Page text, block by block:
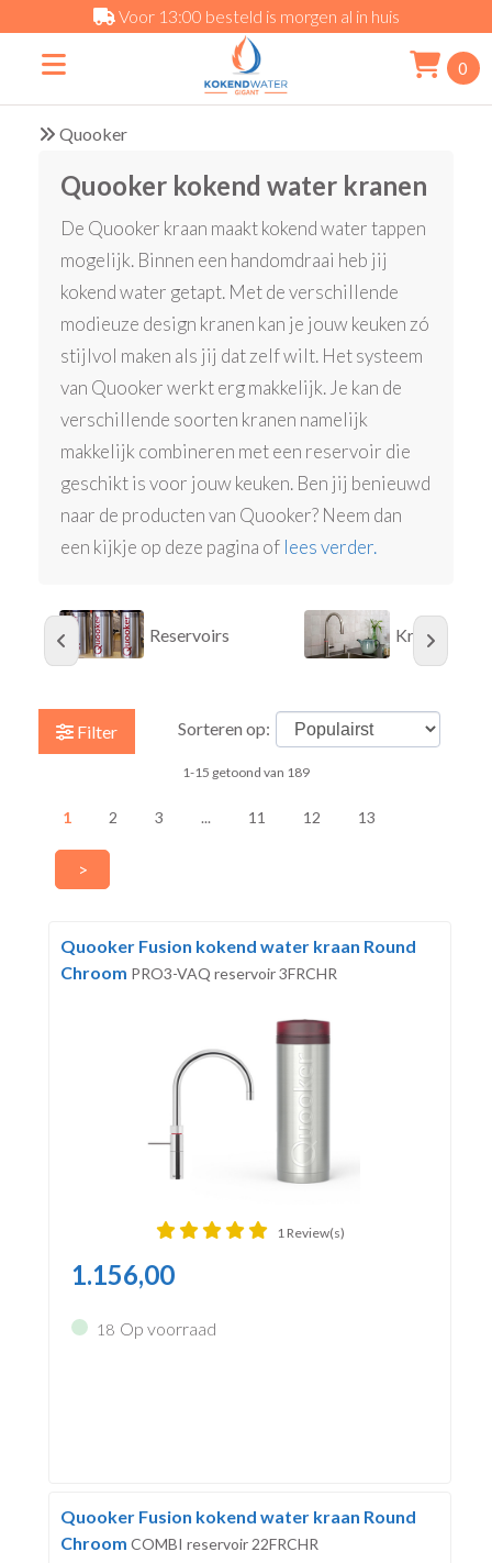
Voor 13:00 besteld is morgen al in huis
0
Quooker
Quooker kokend water kranen
De Quooker kraan maakt kokend water tappen
mogelijk. Binnen een handomdraai heb jij
kokend water getapt. Met de verschillende
modieuze design kranen kan je jouw keuken zó
stijlvol maken als jij dat zelf wilt. Het systeem
van Quooker werkt erg makkelijk. Je kan de
verschillende soorten kranen namelijk
makkelijk combineren met een reservoir die
geschikt is voor jouw keuken. Ben jij benieuwd
naar de producten van Quooker? Neem dan
een kijkje op deze pagina of lees verder.
Reservoirs Kranen
Filter Sorteren op:
1-15 getoond van 189
1 2 3 ... 11 12 13
>
Quooker Fusion kokend water kraan Round
Chroom PRO3-VAQ reservoir 3FRCHR
1 Review(s)
1.156,00
18 Op voorraad
Quooker Fusion kokend water kraan Round
Chroom COMBI reservoir 22FRCHR